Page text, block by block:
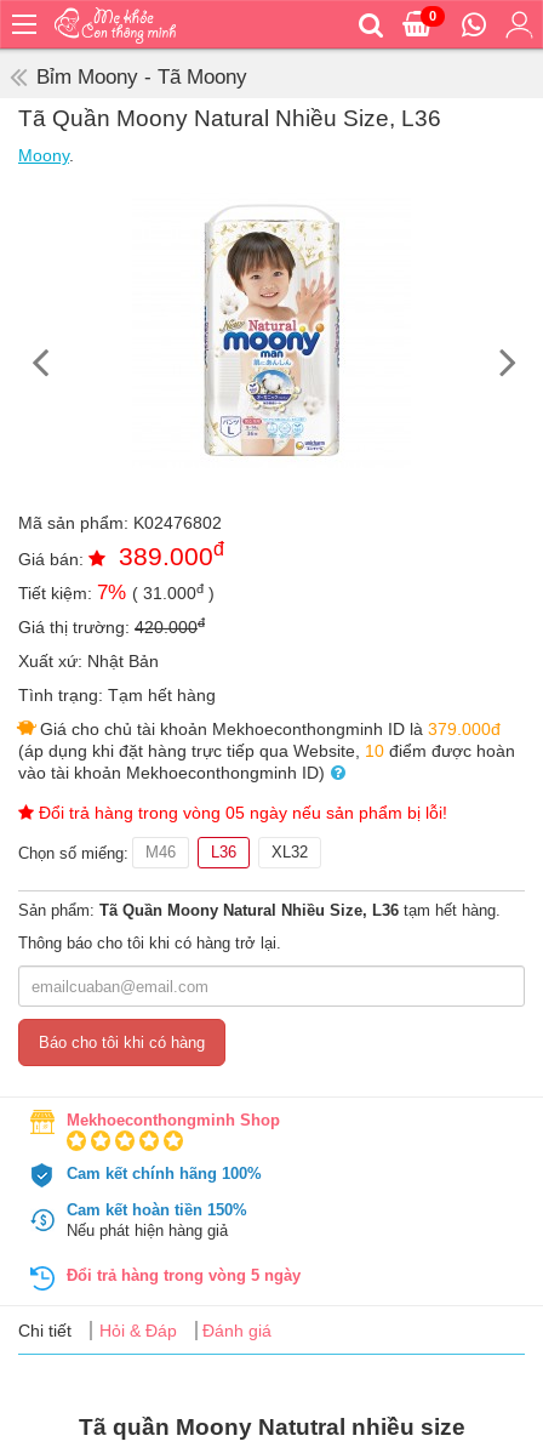
0
Bé
ăn
khỏe
an
Bé
Bé
mà
học
cho
cho
Đồ
dùng
trong
nhà
tức
FAQ
Bỉm Moony - Tã Moony
Tã Quần Moony Natural Nhiều Size, L36
Moony.
Mã sản phẩm: K02476802
Giá bán:
389.000đ
Tiết kiệm: 7% ( 31.000đ )
Giá thị trường: 420.000đ
Xuất xứ: Nhật Bản
Tình trạng: Tạm hết hàng
Giá cho chủ tài khoản Mekhoeconthongminh ID là 379.000đ
(áp dụng khi đặt hàng trực tiếp qua Website, 10 điểm được hoàn
vào tài khoản Mekhoeconthongminh ID)
Đổi trả hàng trong vòng 05 ngày nếu sản phẩm bị lỗi!
Chọn số miếng: M46 L36 XL32
Sản phẩm: Tã Quần Moony Natural Nhiều Size, L36 tạm hết hàng.
Thông báo cho tôi khi có hàng trở lại.
Báo cho tôi khi có hàng
Mekhoeconthongminh Shop
Cam kết chính hãng 100%
Cam kết hoàn tiền 150%
Nếu phát hiện hàng giả
Đổi trả hàng trong vòng 5 ngày
Chi tiết Hỏi & Đáp Đánh giá
Tã quần Moony Natutral nhiều size